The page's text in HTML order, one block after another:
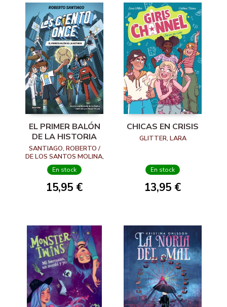
EL PRIMER BALÓN
DE LA HISTORIA
SANTIAGO, ROBERTO /
DE LOS SANTOS MOLINA,
EDUARDO
En stock
15,95 €
CHICAS EN CRISIS
GLITTER, LARA
En stock
13,95 €